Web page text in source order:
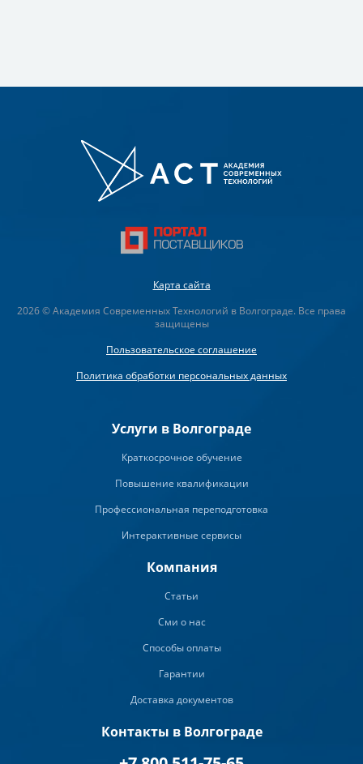
Карта сайта
2026 © Академия Современных Технологий в Волгограде. Все права
защищены
Пользовательское соглашение
Политика обработки персональных данных
Услуги в Волгограде
Краткосрочное обучение
Повышение квалификации
Профессиональная переподготовка
Интерактивные сервисы
Компания
Статьи
Сми о нас
Способы оплаты
Гарантии
Доставка документов
Контакты в Волгограде